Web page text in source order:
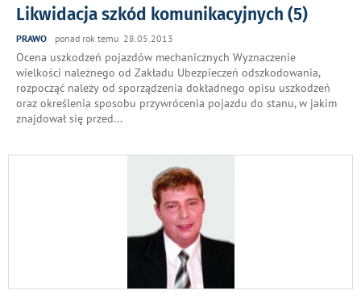
Likwidacja szkód komunikacyjnych (5)
PRAWO ponad rok temu 28.05.2013
Ocena uszkodzeń pojazdów mechanicznych Wyznaczenie
wielkości należnego od Zakładu Ubezpieczeń odszkodowania,
rozpocząć należy od sporządzenia dokładnego opisu uszkodzeń
oraz określenia sposobu przywrócenia pojazdu do stanu, w jakim
znajdował się przed...